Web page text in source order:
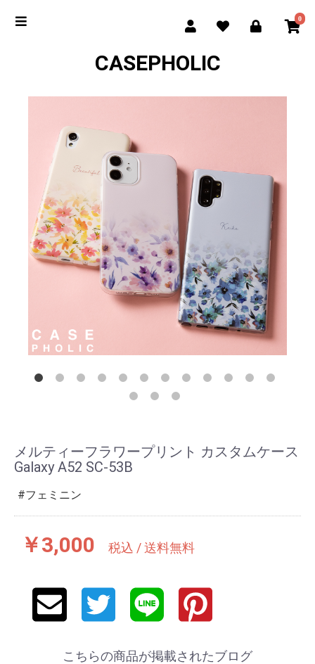
0
CASEPHOLIC
メルティーフラワープリント カスタムケース
Galaxy A52 SC-53B
フェミニン
￥3,000 税込 / 送料無料
こちらの商品が掲載されたブログ